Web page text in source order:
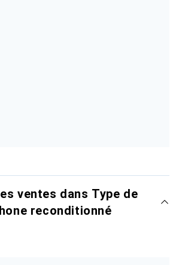
ventes dans Type de
reconditionné